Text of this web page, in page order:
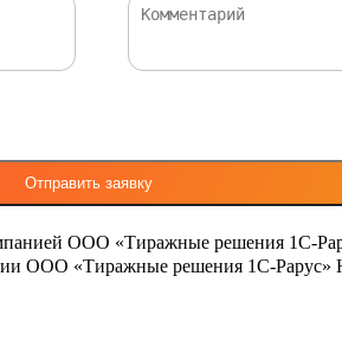
ООО «Тиражные решения 1С-
ООО «Тиражные решения 1С-Рарус»